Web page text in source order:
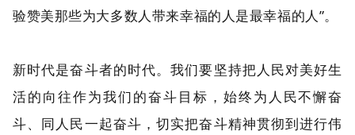
验赞美那些为大多数人带来幸福的人是最幸福的人”。
新时代是奋斗者的时代。我们要坚持把人民对美好生
活的向往作为我们的奋斗目标，始终为人民不懈奋
斗、同人民一起奋斗，切实把奋斗精神贯彻到进行伟